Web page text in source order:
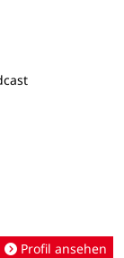
Profil ansehen